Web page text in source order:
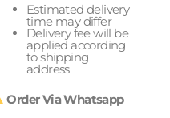
Estimated delivery
time may differ
Delivery fee will be
applied according
to shipping
address
Order Via Whatsapp